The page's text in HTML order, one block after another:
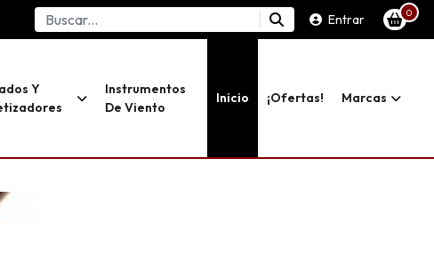
Entrar 0
Y
Instrumentos
De Viento
Inicio ¡ofertas! Marcas